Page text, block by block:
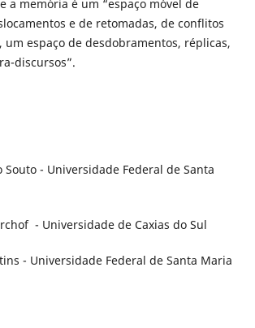
a memória é um “espaço móvel de
e de retomadas, de conflitos
um espaço de desdobramentos, réplicas,
discursos”.
Souto - Universidade Federal de Santa
- Universidade de Caxias do Sul
- Universidade Federal de Santa Maria